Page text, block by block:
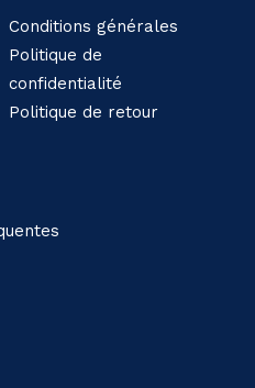
Conditions générales
Politique de
confidentialité
Politique de retour